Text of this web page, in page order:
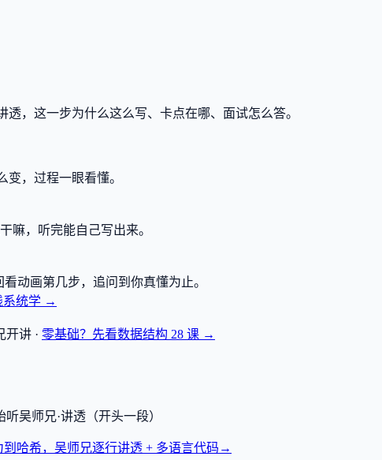
，这一步为什么这么写、卡点在哪、面试怎么答。
，过程一眼看懂。
嘛，听完能自己写出来。
动画第几步，追问到你真懂为止。
系统学 →
开讲 · 零基础？先看数据结构 28 课 →
吴师兄·讲透（开头一段）
哈希，吴师兄逐行讲透 + 多语言代码 →